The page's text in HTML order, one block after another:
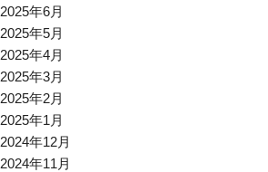
2025年6月
2025年5月
2025年4月
2025年3月
2025年2月
2025年1月
2024年12月
2024年11月